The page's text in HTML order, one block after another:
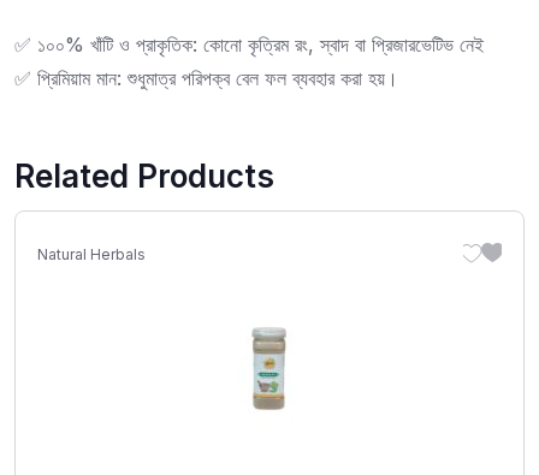
✅ ১০০% খাঁটি ও প্রাকৃতিক: কোনো কৃত্রিম রং, স্বাদ বা প্রিজারভেটিভ নেই
✅ প্রিমিয়াম মান: শুধুমাত্র পরিপক্ব বেল ফল ব্যবহার করা হয়।
Related Products
Natural Herbals